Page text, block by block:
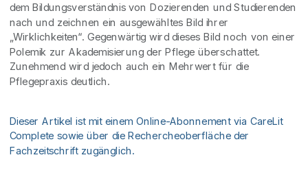
dem Bildungsverständnis von Dozierenden und Studierenden
nach und zeichnen ein ausgewähltes Bild ihrer
„Wirklichkeiten“. Gegenwärtig wird dieses Bild noch von einer
Polemik zur Akademisierung der Pflege überschattet.
Zunehmend wird jedoch auch ein Mehrwert für die
Pflegepraxis deutlich.
Dieser Artikel ist mit einem Online-Abonnement via CareLit
Complete sowie über die Rechercheoberfläche der
Fachzeitschrift zugänglich.